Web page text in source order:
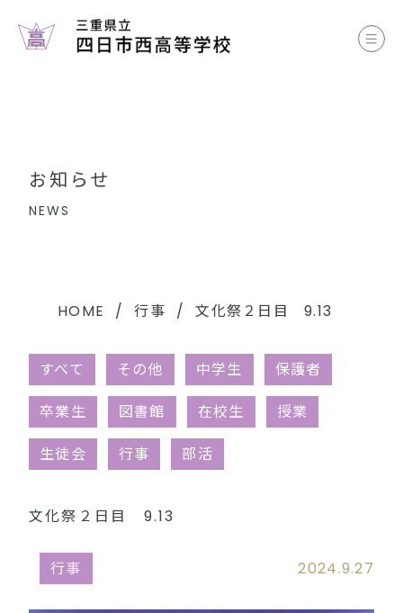
お知らせ
学校生活
中学生のみなさまへ
同窓会（外部リンク）
お知らせ
NEWS
HOME 行事 文化祭２日目 9.13
すべて その他 中学生 保護者
卒業生 図書館 在校生 授業
生徒会 行事 部活
文化祭２日目 9.13
2024.9.27
行事